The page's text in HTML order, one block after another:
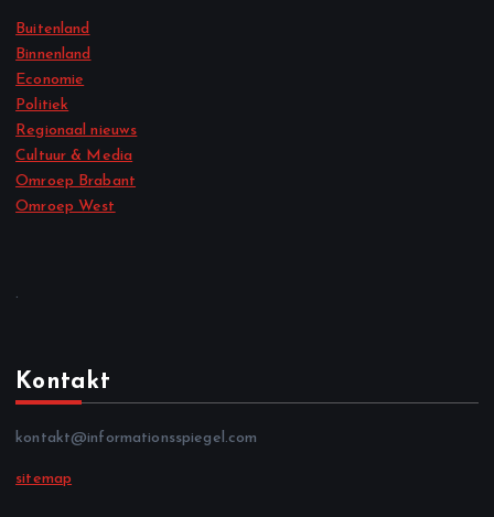
Buitenland
Binnenland
Economie
Politiek
Regionaal nieuws
Cultuur & Media
Omroep Brabant
Omroep West
.
Kontakt
kontakt@informationsspiegel.com
sitemap